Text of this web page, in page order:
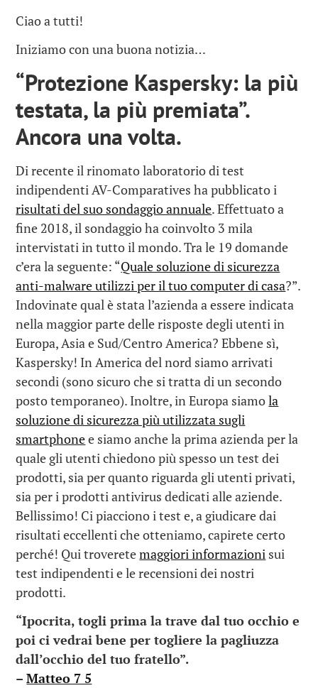
Ciao a tutti!
Iniziamo con una buona notizia…
“Protezione Kaspersky: la più
testata, la più premiata”.
Ancora una volta.
Di recente il rinomato laboratorio di test
indipendenti AV-Comparatives ha pubblicato i
risultati del suo sondaggio annuale. Effettuato a
fine 2018, il sondaggio ha coinvolto 3 mila
intervistati in tutto il mondo. Tra le 19 domande
c’era la seguente: “Quale soluzione di sicurezza
anti-malware utilizzi per il tuo computer di casa?”.
Indovinate qual è stata l’azienda a essere indicata
nella maggior parte delle risposte degli utenti in
Europa, Asia e Sud/Centro America? Ebbene sì,
Kaspersky! In America del nord siamo arrivati
secondi (sono sicuro che si tratta di un secondo
posto temporaneo). Inoltre, in Europa siamola
soluzione di sicurezza più utilizzata sugli
smartphonee siamo anche la prima azienda per la
quale gli utenti chiedono più spesso un test dei
prodotti, sia per quanto riguarda gli utenti privati,
sia per i prodotti antivirus dedicati alle aziende.
Bellissimo! Ci piacciono i test e, a giudicare dai
risultati eccellenti che otteniamo, capirete certo
perché! Qui troveretemaggiori informazioni sui
test indipendenti e le recensioni dei nostri
prodotti.
“Ipocrita, togli prima la trave dal tuo occhio e
poi ci vedrai bene per togliere la pagliuzza
dall’occhio del tuo fratello”.
–Matteo 7 5